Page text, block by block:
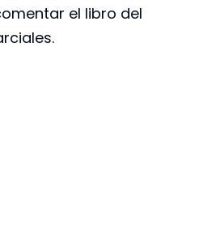
el libro del